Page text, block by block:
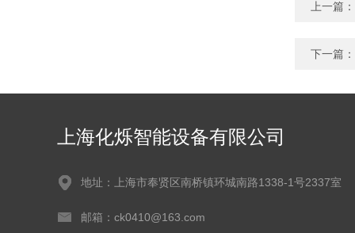
上一篇：
下一篇：
上海化烁智能设备有限公司
地址：上海市奉贤区南桥镇环城南路1338-1号2337室
邮箱：ck0410@163.com